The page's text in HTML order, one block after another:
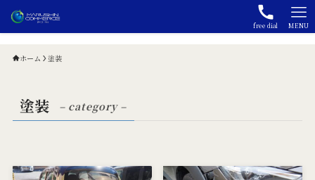
free dial MENU
ホーム 塗装
塗装 – category –